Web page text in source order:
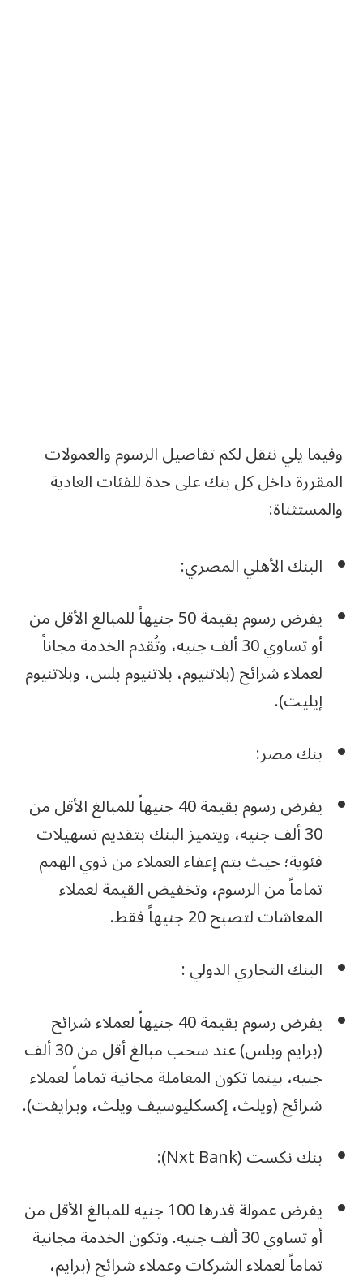
وفيما يلي ننقل لكم تفاصيل الرسوم والعمولات
المقررة داخل كل بنك على حدة للفئات العادية
والمستثناة:
البنك الأهلي المصري:
يفرض رسوم بقيمة 50 جنيهاً للمبالغ الأقل من
أو تساوي 30 ألف جنيه، وتُقدم الخدمة مجاناً
لعملاء شرائح (بلاتنيوم، بلاتنيوم بلس، وبلاتنيوم
إيليت).
بنك مصر:
يفرض رسوم بقيمة 40 جنيهاً للمبالغ الأقل من
30 ألف جنيه، ويتميز البنك بتقديم تسهيلات
فئوية؛ حيث يتم إعفاء العملاء من ذوي الهمم
تماماً من الرسوم، وتخفيض القيمة لعملاء
المعاشات لتصبح 20 جنيهاً فقط.
البنك التجاري الدولي :
يفرض رسوم بقيمة 40 جنيهاً لعملاء شرائح
(برايم وبلس) عند سحب مبالغ أقل من 30 ألف
جنيه، بينما تكون المعاملة مجانية تماماً لعملاء
شرائح (ويلث، إكسكليوسيف ويلث، وبرايفت).
بنك نكست (Nxt Bank):
يفرض عمولة قدرها 100 جنيه للمبالغ الأقل من
أو تساوي 30 ألف جنيه. وتكون الخدمة مجانية
تماماً لعملاء الشركات وعملاء شرائح (برايم،